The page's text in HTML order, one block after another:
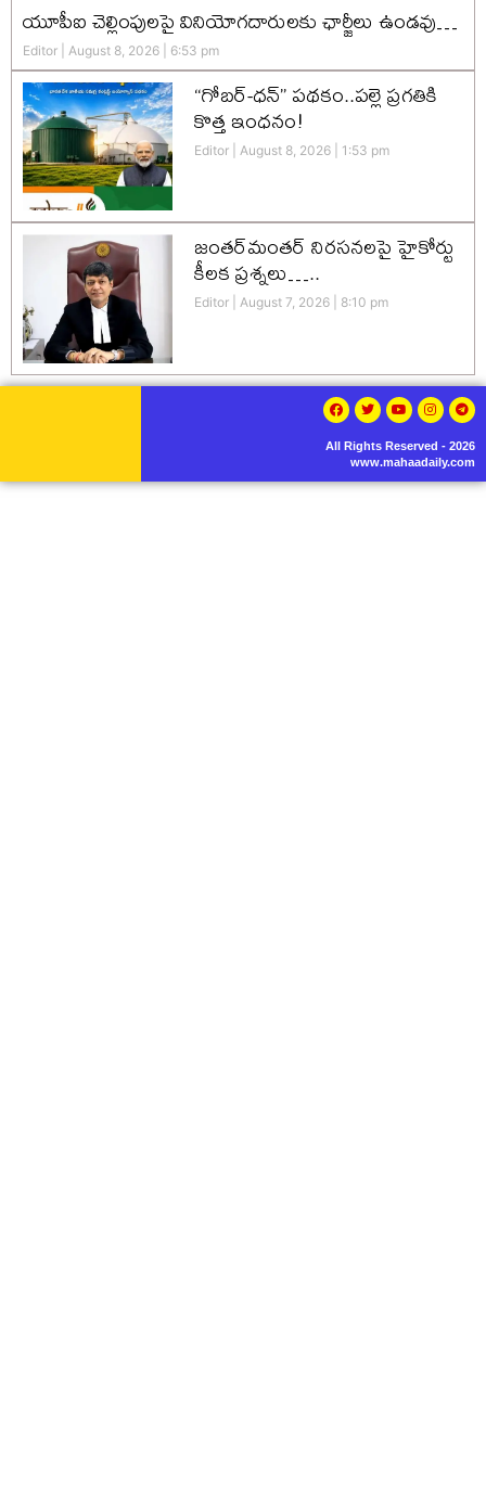
యూపీఐ చెల్లింపులపై వినియోగదారులకు ఛార్జీలు ఉండవు…
Editor August 8, 2026 6:53 pm
“గోబర్-ధన్” పథకం..పల్లె ప్రగతికి
కొత్త ఇంధనం!
Editor August 8, 2026 1:53 pm
జంతర్‌మంతర్ నిరసనలపై హైకోర్టు
కీలక ప్రశ్నలు…..
Editor August 7, 2026 8:10 pm
All Rights Reserved - 2026
www.mahaadaily.com